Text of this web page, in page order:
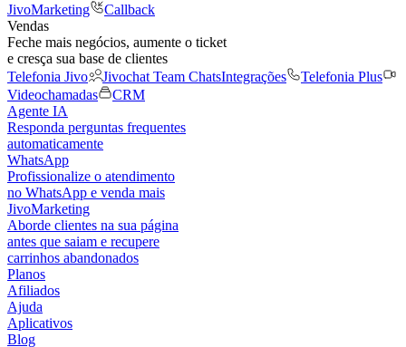
JivoMarketing
Callback
Vendas
Feche mais negócios, aumente o ticket
e cresça sua base de clientes
Telefonia Jivo
Jivochat Team ChatsIntegrações
Telefonia Plus
Videochamadas
CRM
Agente IA
Responda perguntas frequentes
automaticamente
WhatsApp
Profissionalize o atendimento
no WhatsApp e venda mais
JivoMarketing
Aborde clientes na sua página
antes que saiam e recupere
carrinhos abandonados
Planos
Afiliados
Ajuda
Aplicativos
Blog